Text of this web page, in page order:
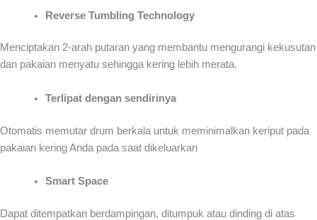
Reverse Tumbling Technology
Menciptakan 2-arah putaran yang membantu mengurangi kekusutan
dan pakaian menyatu sehingga kering lebih merata.
Terlipat dengan sendirinya
Otomatis memutar drum berkala untuk meminimalkan keriput pada
pakaian kering Anda pada saat dikeluarkan
Smart Space
Dapat ditempatkan berdampingan, ditumpuk atau dinding di atas